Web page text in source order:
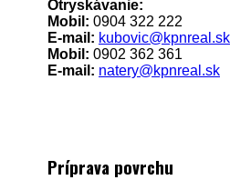
Otryskávanie:
Mobil: 0904 322 222
E-mail: kubovic@kpnreal.sk
Mobil: 0902 362 361
E-mail: natery@kpnreal.sk
Príprava povrchu